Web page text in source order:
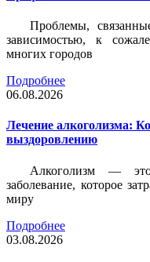
Проблемы,
зависимостью, к
многих городов
Подробнее
06.08.2026
Лечение алкоголизма:
выздоровлению
Алкоголизм — это
заболевание, которое
миру
Подробнее
03.08.2026